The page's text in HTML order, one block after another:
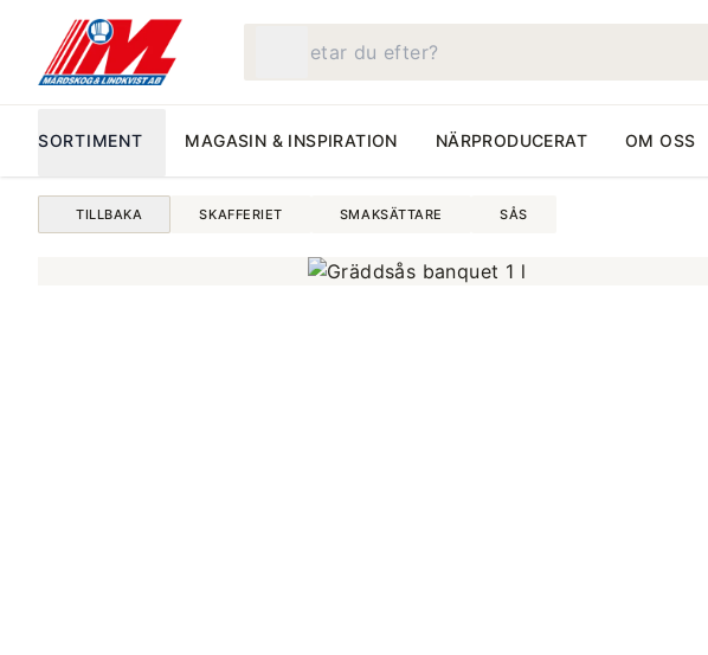
SORTIMENT MAGASIN & INSPIRATION NÄRPRODUCERAT OM OSS
TILLBAKA SKAFFERIET SMAKSÄTTARE SÅS